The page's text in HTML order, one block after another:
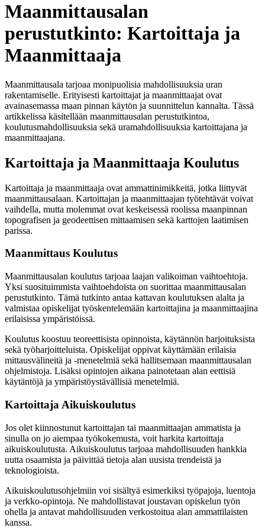
Maanmittausalan
perustutkinto: Kartoittaja ja
Maanmittaaja
Maanmittausala tarjoaa monipuolisia mahdollisuuksia uran
rakentamiselle. Erityisesti kartoittajat ja maanmittaajat ovat
avainasemassa maan pinnan käytön ja suunnittelun kannalta. Tässä
artikkelissa käsitellään maanmittausalan perustutkintoa,
koulutusmahdollisuuksia sekä uramahdollisuuksia kartoittajana ja
maanmittaajana.
Kartoittaja ja Maanmittaaja Koulutus
Kartoittaja ja maanmittaaja ovat ammattinimikkeitä, jotka liittyvät
maanmittausalaan. Kartoittajan ja maanmittaajan työtehtävät voivat
vaihdella, mutta molemmat ovat keskeisessä roolissa maanpinnan
topografisen ja geodeettisen mittaamisen sekä karttojen laatimisen
parissa.
Maanmittaus Koulutus
Maanmittausalan koulutus tarjoaa laajan valikoiman vaihtoehtoja.
Yksi suosituimmista vaihtoehdoista on suorittaa maanmittausalan
perustutkinto. Tämä tutkinto antaa kattavan koulutuksen alalta ja
valmistaa opiskelijat työskentelemään kartoittajina ja maanmittaajina
erilaisissa ympäristöissä.
Koulutus koostuu teoreettisista opinnoista, käytännön harjoituksista
sekä työharjoitteluista. Opiskelijat oppivat käyttämään erilaisia
mittausvälineitä ja -menetelmiä sekä hallitsemaan maanmittausalan
ohjelmistoja. Lisäksi opintojen aikana painotetaan alan eettisiä
käytäntöjä ja ympäristöystävällisiä menetelmiä.
Kartoittaja Aikuiskoulutus
Jos olet kiinnostunut kartoittajan tai maanmittaajan ammatista ja
sinulla on jo aiempaa työkokemusta, voit harkita kartoittaja
aikuiskoulutusta. Aikuiskoulutus tarjoaa mahdollisuuden hankkia
uutta osaamista ja päivittää tietoja alan uusista trendeistä ja
teknologioista.
Aikuiskoulutusohjelmiin voi sisältyä esimerkiksi työpajoja, luentoja
ja verkko-opintoja. Ne mahdollistavat joustavan opiskelun työn
ohella ja antavat mahdollisuuden verkostoitua alan ammattilaisten
kanssa.